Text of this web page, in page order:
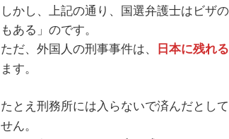
しかし、上記の通り、国選弁護士はビザ
もある」のです。
ただ、外国人の刑事事件は、
日本に残れ
ます。
たとえ刑務所には入らないで済んだとして
せん。